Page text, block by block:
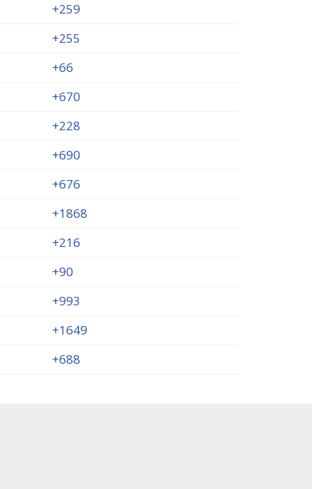
+259
+255
+66
+670
+228
+690
+676
+1868
+216
+90
+993
+1649
+688